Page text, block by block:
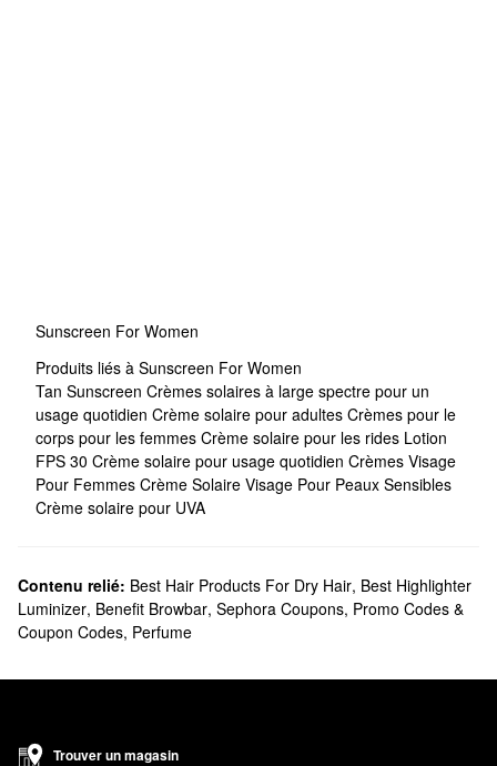
Sunscreen For Women
Produits liés à Sunscreen For Women
Tan Sunscreen Crèmes solaires à large spectre pour un
usage quotidien Crème solaire pour adultes Crèmes pour le
corps pour les femmes Crème solaire pour les rides Lotion
FPS 30 Crème solaire pour usage quotidien Crèmes Visage
Pour Femmes Crème Solaire Visage Pour Peaux Sensibles
Crème solaire pour UVA
Contenu relié: Best Hair Products For Dry Hair, Best Highlighter
Luminizer, Benefit Browbar, Sephora Coupons, Promo Codes &
Coupon Codes, Perfume
Trouver un magasin